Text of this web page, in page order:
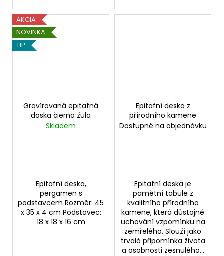
AKCIA
NOVINKA
TIP
Gravírovaná epitafná
doska čierna žula
Skladem
Epitafní deska,
pergamen s
podstavcem Rozměr: 45
x 35 x 4 cm Podstavec:
18 x 18 x 16 cm
Epitafní deska z
přírodního kamene
Dostupné na objednávku
Epitafní deska je
pamětní tabule z
kvalitního přírodního
kamene, která důstojně
uchování vzpomínku na
zemřelého. Slouží jako
trvalá připomínka života
a osobnosti zesnulého...